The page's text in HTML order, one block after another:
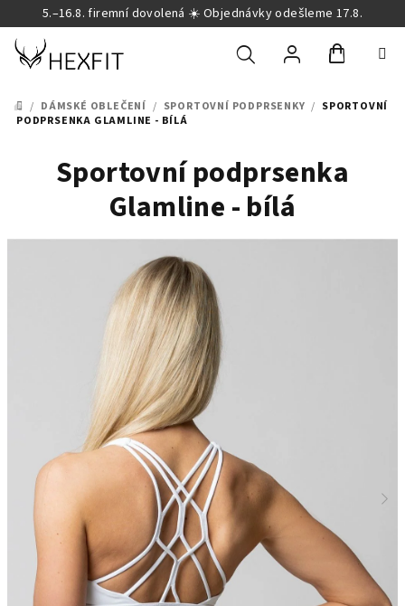
na
obsah
5.–16.8. firemní dovolená ☀️ Objednávky odešleme 17.8.
DOMŮ
/ DÁMSKÉ OBLEČENÍ / SPORTOVNÍ PODPRSENKY / SPORTOVNÍ
PODPRSENKA GLAMLINE - BÍLÁ
Sportovní podprsenka
Glamline - bílá